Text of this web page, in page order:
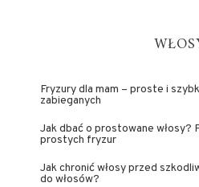
Fryzury dla mam – proste i
zabieganych
Jak dbać o prostowane włosy?
prostych fryzur
Jak chronić włosy przed
do włosów?